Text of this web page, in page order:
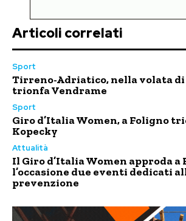
Articoli correlati
Sport
Tirreno-Adriatico, nella volata
trionfa Vendrame
Sport
Giro d’Italia Women, a Foligno
Kopecky
Attualità
Il Giro d’Italia Women approda a
l’occasione due eventi dedicati
prevenzione